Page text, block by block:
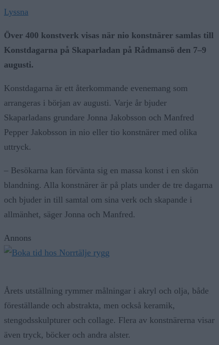
Lyssna
Över 400 konstverk visas när nio konstnärer samlas till
Konstdagarna på Skaparladan på Rådmansö den 7–9
augusti.
Konstdagarna är ett återkommande evenemang som
arrangeras i början av augusti. Varje år bjuder
Skaparladans grundare Jonna Jakobsson och Manfred
Pepper Jakobsson in nio eller tio konstnärer med olika
uttryck.
– Besökarna kan förvänta sig en massa konst i en skön
blandning. Alla konstnärer är på plats under de tre dagarna
och bjuder in till samtal om sina verk och skapande i
allmänhet, säger Jonna och Manfred.
Annons
Årets utställning rymmer målningar i akryl och olja, både
föreställande och abstrakta, men också keramik,
stengodsskulpturer och collage. Flera av konstnärerna visar
även tryck, böcker och andra alster.